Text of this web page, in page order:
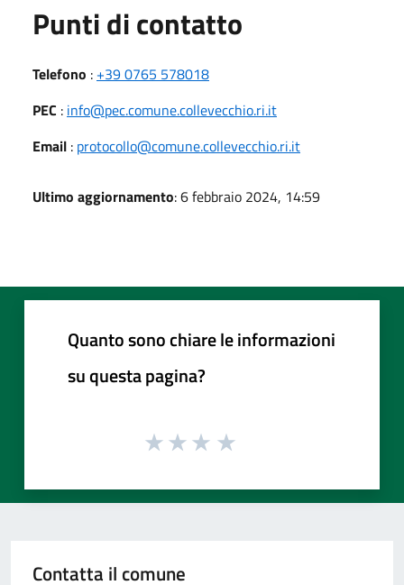
Punti di contatto
Telefono : +39 0765 578018
PEC : info@pec.comune.collevecchio.ri.it
Email : protocollo@comune.collevecchio.ri.it
Ultimo aggiornamento: 6 febbraio 2024, 14:59
Quanto sono chiare le informazioni
su questa pagina?
Contatta il comune